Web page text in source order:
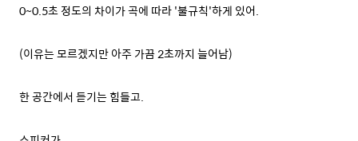
0~0.5초 정도의 차이가 곡에 따라 '불규칙'하게 있어.
(이유는 모르겠지만 아주 가끔 2초까지 늘어남)
한 공간에서 듣기는 힘들고.